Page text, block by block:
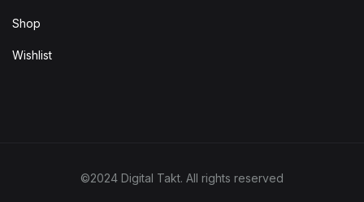
Shop
Wishlist
©2024 Digital Takt. All rights reserved